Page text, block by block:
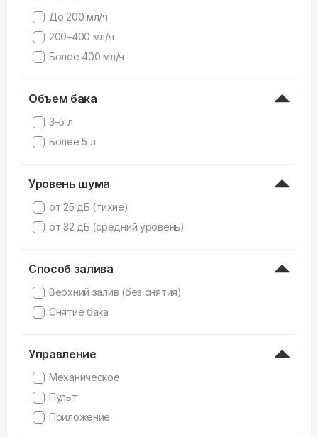
До 200 мл/ч
200–400 мл/ч
Более 400 мл/ч
Объем бака
3–5 л
Более 5 л
Уровень шума
от 25 дБ (тихие)
от 32 дБ (средний уровень)
Способ залива
Верхний залив (без снятия)
Снятие бака
Управление
Механическое
Пульт
Приложение